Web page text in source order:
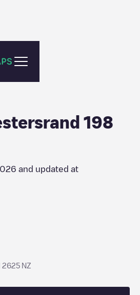
198
and updated at
2625 NZ